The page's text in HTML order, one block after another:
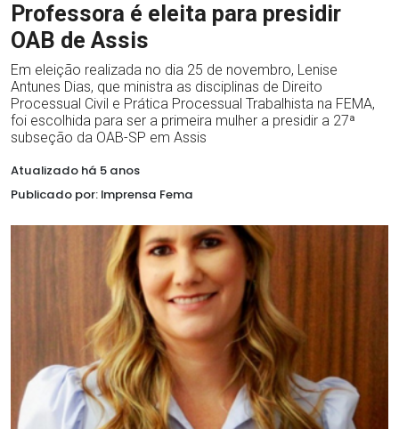
Professora é eleita para presidir
OAB de Assis
Em eleição realizada no dia 25 de novembro, Lenise
Antunes Dias, que ministra as disciplinas de Direito
Processual Civil e Prática Processual Trabalhista na FEMA,
foi escolhida para ser a primeira mulher a presidir a 27ª
subseção da OAB-SP em Assis
Atualizado há 5 anos
Publicado por: Imprensa Fema